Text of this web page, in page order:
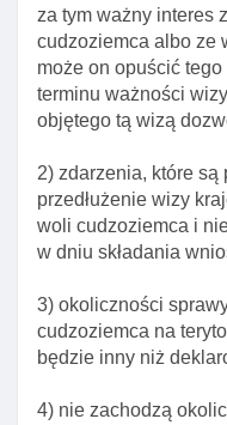
za tym ważny interes
cudzoziemca albo ze
może on opuścić tego
terminu ważności
objętego tą wizą
2) zdarzenia, które
przedłużenie wizy
woli cudzoziemca i
w dniu składania
3) okoliczności
cudzoziemca na
będzie inny niż
4) nie zachodzą
krajowej
się w systemie
Art. 72a.
dokumentu
Art. 73. Organy
o wydaniu wizy
Art. 74.
Art. 74a. Termin
wizy krajowej
konsula rozmowy